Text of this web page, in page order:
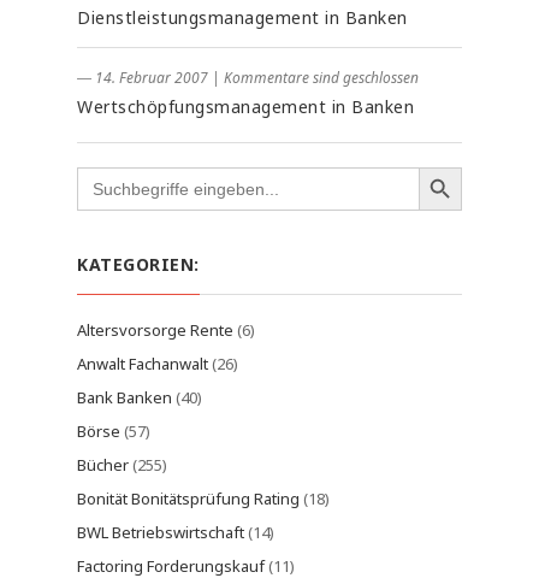
Dienstleistungsmanagement in Banken
― 14. Februar 2007 | Kommentare sind geschlossen
Wertschöpfungsmanagement in Banken
Search
for:
KATEGORIEN:
Altersvorsorge Rente (6)
Anwalt Fachanwalt(26)
Bank Banken (40)
Börse (57)
Bücher(255)
Bonität Bonitätsprüfung Rating (18)
BWL Betriebswirtschaft(14)
Factoring Forderungskauf(11)